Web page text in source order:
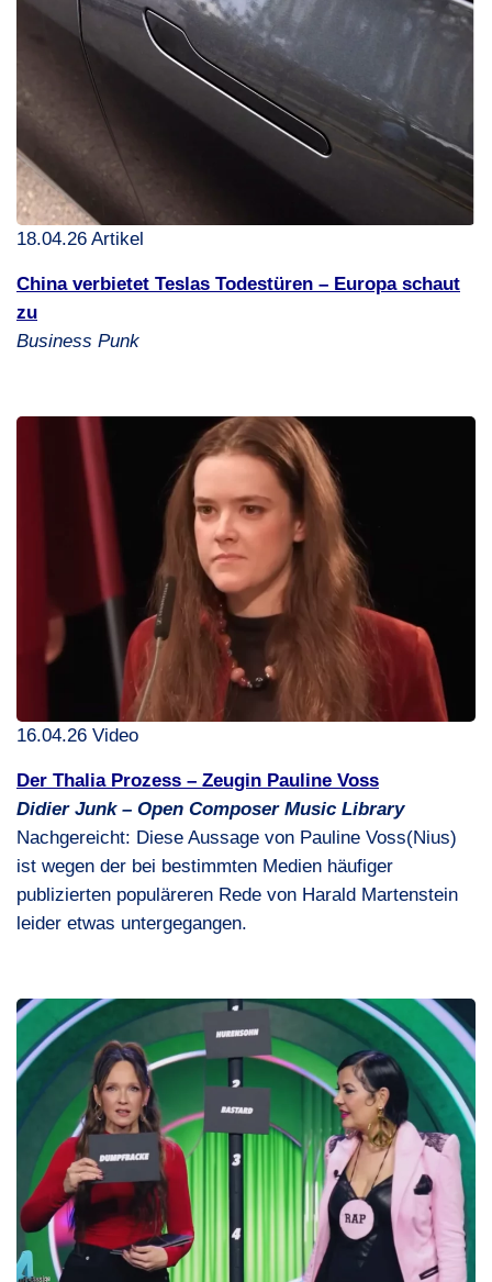
18.04.26 Artikel
China verbietet Teslas Todestüren – Europa schaut
zu
Business Punk
16.04.26 Video
Der Thalia Prozess – Zeugin Pauline Voss
Didier Junk – Open Composer Music Library
Nachgereicht: Diese Aussage von Pauline Voss(Nius)
ist wegen der bei bestimmten Medien häufiger
publizierten populäreren Rede von Harald Martenstein
leider etwas untergegangen.